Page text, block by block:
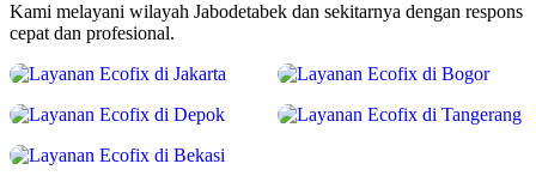
Kami melayani wilayah Jabodetabek dan sekitarnya dengan respons
cepat dan profesional.
Jakarta Bogor
Depok Tangerang
Bekasi